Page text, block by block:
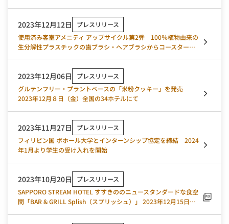
2023年12月12日
プレスリリース
使用済み客室アメニティ アップサイクル第2弾 100％植物由来の
生分解性プラスチックの歯ブラシ・ヘアブラシからコースター
2023年12月06日
プレスリリース
グルテンフリー・プラントベースの「米粉クッキー」を発売
2023年12月８日（金）全国の34ホテルにて
2023年11月27日
プレスリリース
フィリピン国 ボホール大学とインターンシップ協定を締結 2024
年1月より学生の受け入れを開始
2023年10月20日
プレスリリース
SAPPORO STREAM HOTEL すすきののニュースタンダードな食空
間「BAR & GRILL Splish（スプリッシュ）」 2023年12月15日